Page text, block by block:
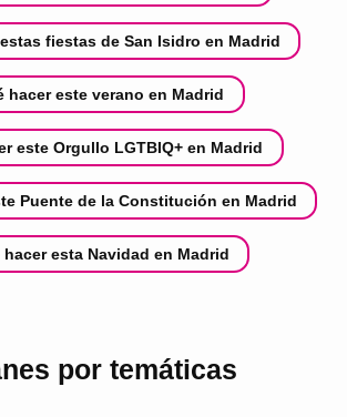
fiestas de San Isidro en Madrid
hacer este verano en Madrid
este Orgullo LGTBIQ+ en Madrid
Puente de la Constitución en Madrid
hacer esta Navidad en Madrid
por temáticas